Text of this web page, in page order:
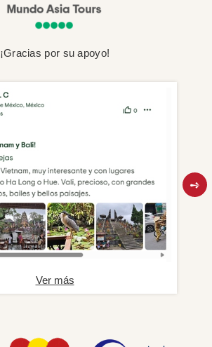
¡Gracias por su apoyo!
Ver más